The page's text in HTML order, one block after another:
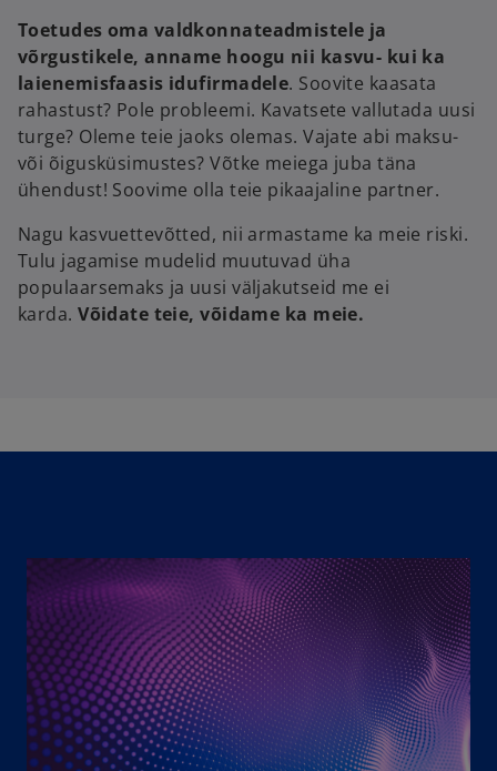
Toetudes oma valdkonnateadmistele ja
võrgustikele, anname hoogu nii kasvu- kui ka
laienemisfaasis idufirmadele. Soovite kaasata
rahastust? Pole probleemi. Kavatsete vallutada uusi
turge? Oleme teie jaoks olemas. Vajate abi maksu-
või õigusküsimustes? Võtke meiega juba täna
ühendust! Soovime olla teie pikaajaline partner.
Nagu kasvuettevõtted, nii armastame ka meie riski.
Tulu jagamise mudelid muutuvad üha
populaarsemaks ja uusi väljakutseid me ei
karda.Võidate teie, võidame ka meie.